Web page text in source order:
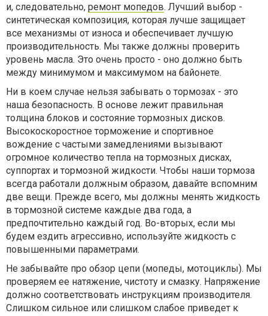
и, следовательно, ремонт мопедов. Лучший выбор -
синтетическая композиция, которая лучше защищает
все механизмы от износа и обеспечивает лучшую
производительность. Мы также должны проверить
уровень масла. Это очень просто - оно должно быть
между минимумом и максимумом на байонете.
Ни в коем случае нельзя забывать о тормозах - это
наша безопасность. В основе лежит правильная
толщина блоков и состояние тормозных дисков.
Высокоскоростное торможение и спортивное
вождение с частыми замедлениями вызывают
огромное количество тепла на тормозных дисках,
суппортах и тормозной жидкости. Чтобы наши тормоза
всегда работали должным образом, давайте вспомним
две вещи. Прежде всего, мы должны менять жидкость
в тормозной системе каждые два года, а
предпочтительно каждый год. Во-вторых, если мы
будем ездить агрессивно, используйте жидкость с
повышенными параметрами.
Не забывайте про обзор цепи (мопеды, мотоциклы). Мы
проверяем ее натяжение, чистоту и смазку. Напряжение
должно соответствовать инструкциям производителя.
Слишком сильное или слишком слабое приведет к